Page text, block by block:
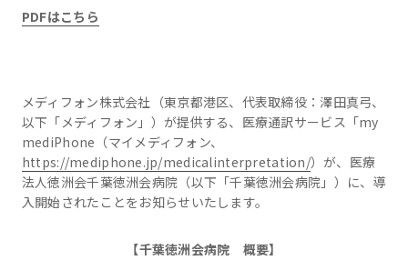
PDFはこちら
メディフォン株式会社（東京都港区、代表取締役：澤田真弓、
以下「メディフォン」）が提供する、医療通訳サービス「my
mediPhone（マイメディフォン、
https://mediphone.jp/medicalinterpretation/）が、医療
法人徳洲会千葉徳洲会病院（以下「千葉徳洲会病院」）に、導
入開始されたことをお知らせいたします。
【千葉徳洲会病院 概要】